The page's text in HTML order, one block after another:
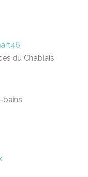
du Chablais
bains